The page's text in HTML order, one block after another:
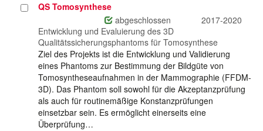
ProjektQS Tomosynthese
abgeschlossen
2017-2020
Entwicklung und Evaluierung des 3D
Qualitätssicherungsphantoms für Tomosynthese
Ziel des Projekts ist die Entwicklung und Validierung
eines Phantoms zur Bestimmung der Bildgüte von
Tomosyntheseaufnahmen in der Mammographie (FFDM-
3D). Das Phantom soll sowohl für die Akzeptanzprüfung
als auch für routinemäßige Konstanzprüfungen
einsetzbar sein. Es ermöglicht einerseits eine
Überprüfung…